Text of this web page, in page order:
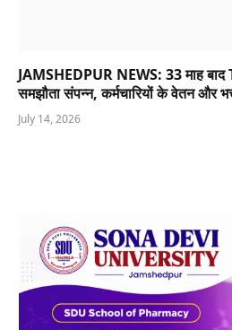
JAMSHEDPUR NEWS: 33 माह बाद
समझौता संपन्न, कर्मचारियों के वेतन और
July 14, 2026